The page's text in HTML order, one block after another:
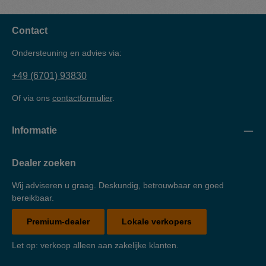
Contact
Ondersteuning en advies via:
+49 (6701) 93830
Of via ons contactformulier.
Informatie
Dealer zoeken
Wij adviseren u graag. Deskundig, betrouwbaar en goed
bereikbaar.
Premium-dealer Lokale verkopers
Let op: verkoop alleen aan zakelijke klanten.